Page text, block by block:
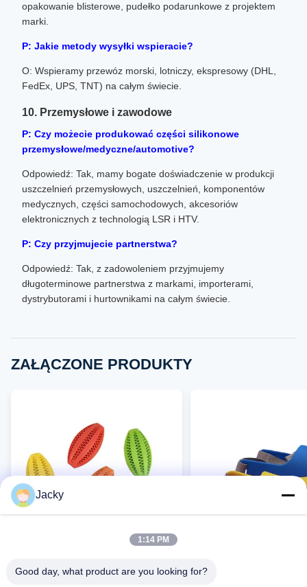
opakowanie blisterowe, pudełko podarunkowe z projektem
marki.
P: Jakie metody wysyłki wspieracie?
O: Wspieramy przewóz morski, lotniczy, ekspresowy (DHL,
FedEx, UPS, TNT) na całym świecie.
10. Przemysłowe i zawodowe
P: Czy możecie produkować części silikonowe
przemysłowe/medyczne/automotive?
Odpowiedź: Tak, mamy bogate doświadczenie w produkcji
uszczelnień przemysłowych, uszczelnień, komponentów
medycznych, części samochodowych, akcesoriów
elektronicznych z technologią LSR i HTV.
P: Czy przyjmujecie partnerstwa?
Odpowiedź: Tak, z zadowoleniem przyjmujemy
długoterminowe partnerstwa z markami, importerami,
dystrybutorami i hurtownikami na całym świecie.
ZAŁĄCZONE PRODUKTY
Zabawki dla psów Factory Direct
Fabrycznie
Jacky
1:14 PM
Good day, what product are you looking for?